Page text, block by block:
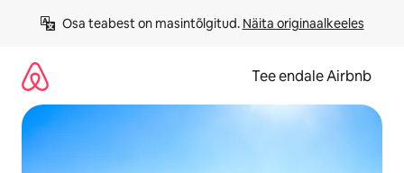
Osa teabest on masintõlgitud. Näita originaalkeeles
Tee endale Airbnb